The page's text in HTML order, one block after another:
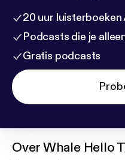
20 uur luisterboeken
Podcasts die je
Gratis podcasts
OverWhale Hello